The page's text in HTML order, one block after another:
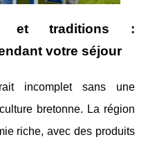
et traditions :
votre séjour
incomplet sans une
bretonne. La région
riche, avec des produits